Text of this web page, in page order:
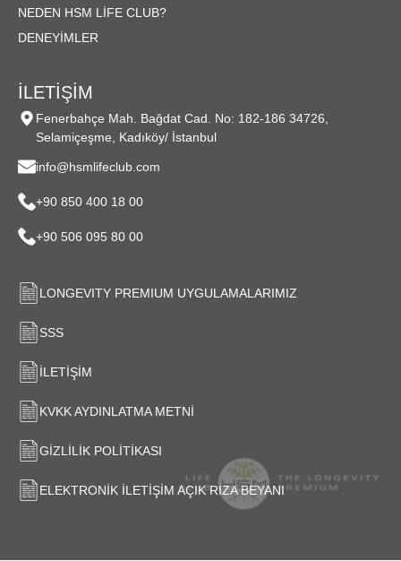
NEDEN HSM LIFE CLUB?
DENEYIMLER
İLETİŞİM
Fenerbahçe Mah. Bağdat Cad. No: 182-186 34726,
Selamiçeşme, Kadıköy/ İstanbul
info@hsmlifeclub.com
+90 850 400 18 00
+90 506 095 80 00
LONGEVITY PREMIUM UYGULAMALARIMIZ
SSS
İLETIŞIM
KVKK AYDINLATMA METNI
GIZLILIK POLITIKASI
ELEKTRONIK İLETIŞIM AÇIK RIZA BEYANI